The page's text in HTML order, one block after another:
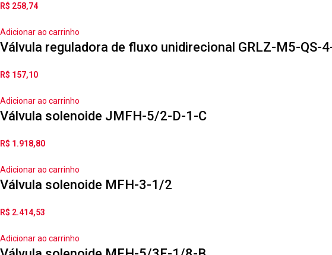
R$ 258,74
Adicionar ao carrinho
Válvula reguladora de fluxo unidirecional GRLZ-M5-QS-
R$ 157,10
Adicionar ao carrinho
Válvula solenoide JMFH-5/2-D-1-C
R$ 1.918,80
Adicionar ao carrinho
Válvula solenoide MFH-3-1/2
R$ 2.414,53
Adicionar ao carrinho